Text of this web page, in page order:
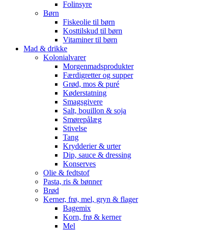
Folinsyre
Børn
Fiskeolie til børn
Kosttilskud til børn
Vitaminer til børn
Mad & drikke
Kolonialvarer
Morgenmadsprodukter
Færdigretter og supper
Grød, mos & puré
Køderstatning
Smagsgivere
Salt, bouillon & soja
Smørepålæg
Stivelse
Tang
Krydderier & urter
Dip, sauce & dressing
Konserves
Olie & fedtstof
Pasta, ris & bønner
Brød
Kerner, frø, mel, gryn & flager
Bagemix
Korn, frø & kerner
Mel